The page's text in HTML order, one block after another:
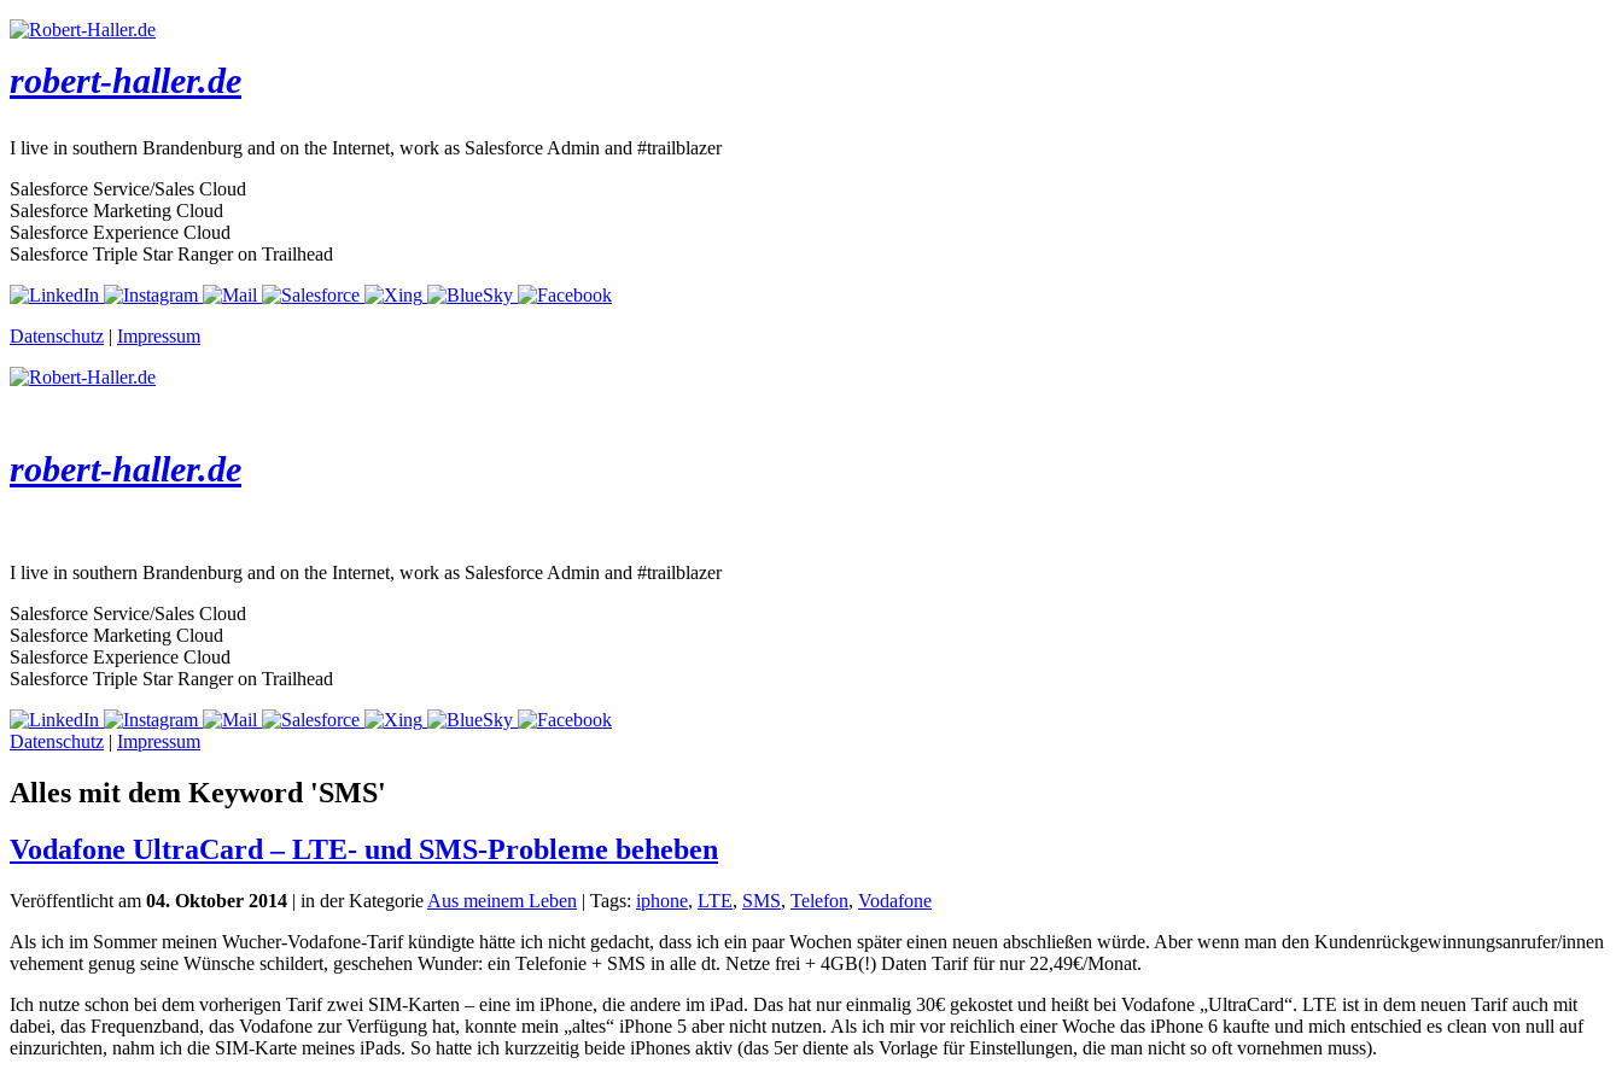
robert-haller.de
I live in southern Brandenburg and on the Internet, work as Salesforce Admin and #trailblazer
Salesforce Service/Sales Cloud
Salesforce Marketing Cloud
Salesforce Experience Cloud
Salesforce Triple Star Ranger on Trailhead
Datenschutz | Impressum
robert-haller.de
I live in southern Brandenburg and on the Internet, work as Salesforce Admin and #trailblazer
Salesforce Service/Sales Cloud
Salesforce Marketing Cloud
Salesforce Experience Cloud
Salesforce Triple Star Ranger on Trailhead
Datenschutz | Impressum
Alles mit dem Keyword 'SMS'
Vodafone UltraCard – LTE- und SMS-Probleme beheben
Veröffentlicht am 04. Oktober 2014 | in der Kategorie Aus meinem Leben | Tags: iphone, LTE, SMS, Telefon, Vodafone
Als ich im Sommer meinen Wucher-Vodafone-Tarif kündigte hätte ich nicht gedacht, dass ich ein paar Wochen später einen neuen abschließen würde. Aber wenn man den Kundenrückgewinnungsanrufer/innen
vehement genug seine Wünsche schildert, geschehen Wunder: ein Telefonie + SMS in alle dt. Netze frei + 4GB(!) Daten Tarif für nur 22,49€/Monat.
Ich nutze schon bei dem vorherigen Tarif zwei SIM-Karten – eine im iPhone, die andere im iPad. Das hat nur einmalig 30€ gekostet und heißt bei Vodafone „UltraCard“. LTE ist in dem neuen Tarif auch mit
dabei, das Frequenzband, das Vodafone zur Verfügung hat, konnte mein „altes“ iPhone 5 aber nicht nutzen. Als ich mir vor reichlich einer Woche das iPhone 6 kaufte und mich entschied es clean von null auf
einzurichten, nahm ich die SIM-Karte meines iPads. So hatte ich kurzzeitig beide iPhones aktiv (das 5er diente als Vorlage für Einstellungen, die man nicht so oft vornehmen muss).